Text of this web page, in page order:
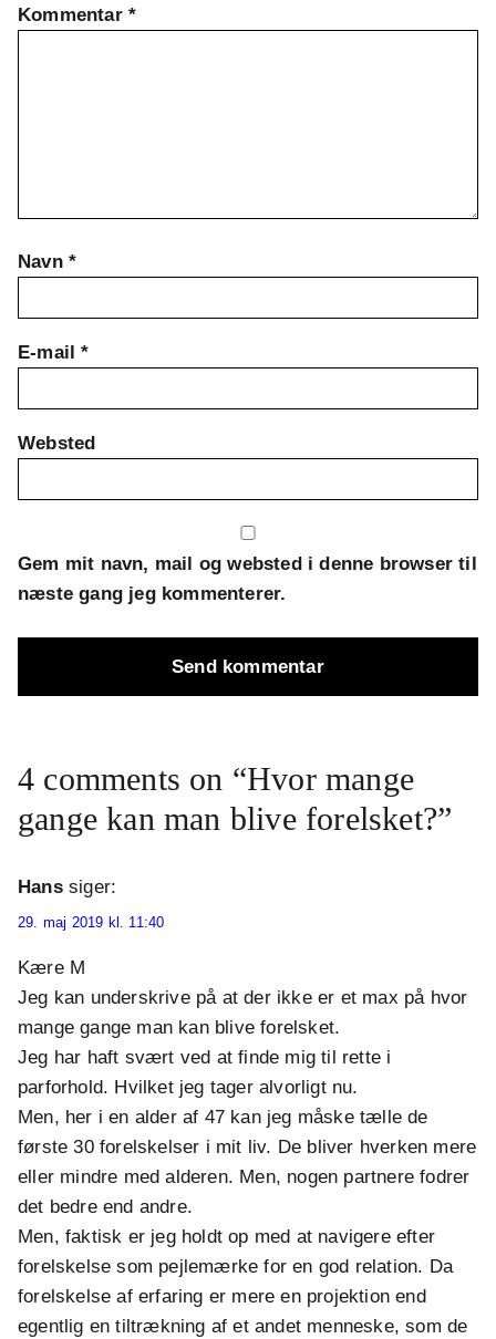
Kommentar *
Navn *
E-mail*
Websted
Gem mit navn, mail og websted i denne browser til
næste gang jeg kommenterer.
4 comments on “Hvor mange
gange kan man blive forelsket?”
Hans siger:
29. maj 2019 kl. 11:40
Kære M
Jeg kan underskrive på at der ikke er et max på hvor
mange gange man kan blive forelsket.
Jeg har haft svært ved at finde mig til rette i
parforhold. Hvilket jeg tager alvorligt nu.
Men, her i en alder af 47 kan jeg måske tælle de
første 30 forelskelser i mit liv. De bliver hverken mere
eller mindre med alderen. Men, nogen partnere fodrer
det bedre end andre.
Men, faktisk er jeg holdt op med at navigere efter
forelskelse som pejlemærke for en god relation. Da
forelskelse af erfaring er mere en projektion end
egentlig en tiltrækning af et andet menneske, som de